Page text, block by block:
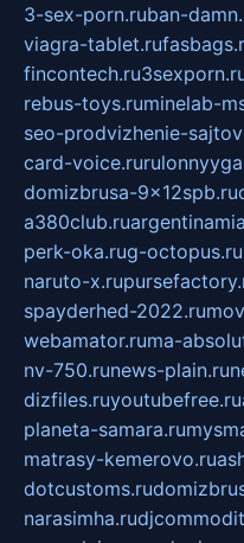
3-sex-porn.ruban-
viagra-tablet.ru
fincontech.ru
rebus-toys.ruminelab-
seo-prodvizhenie-
card-voice.ru
domizbrusa-9x12spb.ru
a380club.ru
perk-oka.rug-octopus.ru
naruto-x.ru
spayderhed-2022.ru
webamator.ruma-
nv-750.runews-plain.ru
dizfiles.ruyoutubefree.ru
planeta-samara.ru
matrasy-kemerovo.ru
dotcustoms.ru
narasimha.ru